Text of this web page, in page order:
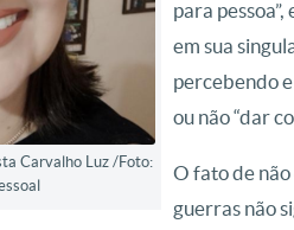
Carvalho Luz /Foto:
para
em sua
percebendo
ou não “dar
O fato de
guerras não